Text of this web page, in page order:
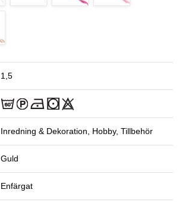
1,5
Inredning & Dekoration, Hobby, Tillbehör
Guld
Enfärgat